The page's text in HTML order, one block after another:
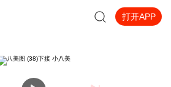
打开APP